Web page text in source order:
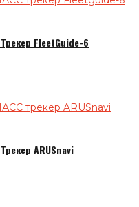
FleetGuide-6
ARUSnavi